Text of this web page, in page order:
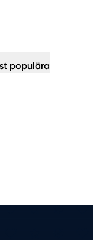
populära